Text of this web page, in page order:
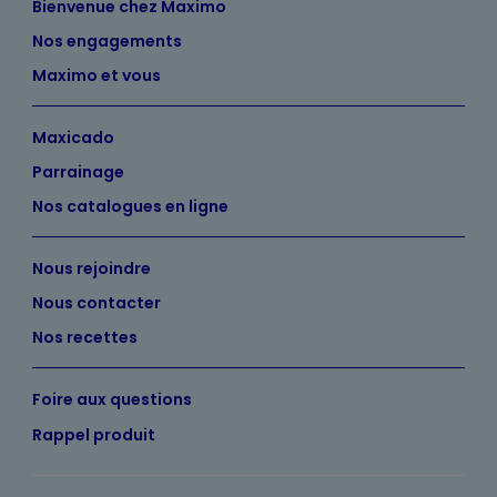
Bienvenue chez Maximo
Nos engagements
Maximo et vous
Maxicado
Parrainage
Nos catalogues en ligne
Nous rejoindre
Nous contacter
Nos recettes
Foire aux questions
Rappel produit